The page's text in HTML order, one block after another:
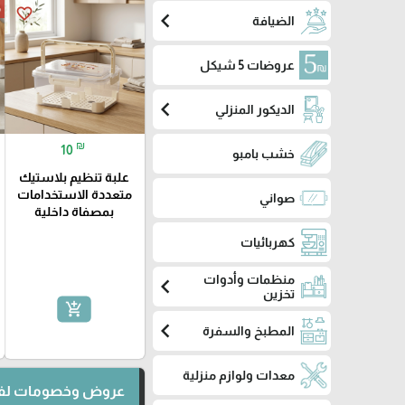
الضيافة chevron_left
عروضات 5 شيكل
الديكور المنزلي chevron_left
خشب بامبو
صواني
كهربائيات
منظمات وأدوات
تخزين
chevron_left
المطبخ والسفرة chevron_left
معدات ولوازم منزلية
favorite_border
10 ₪
علبة تنظيم بلاستيك
متعددة الاستخدامات
بمصفاة داخلية
add_shopping_cart
عروض وخصومات